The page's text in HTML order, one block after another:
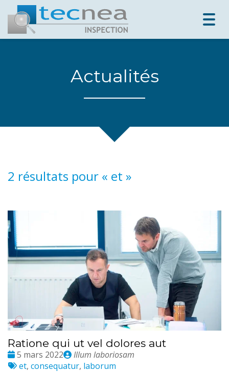
Actualités
2 résultats pour « et »
Ratione qui ut vel dolores aut
Date
:
5 mars 2022
Publié
par
Illum laboriosam
Tags
et, consequatur, laborum